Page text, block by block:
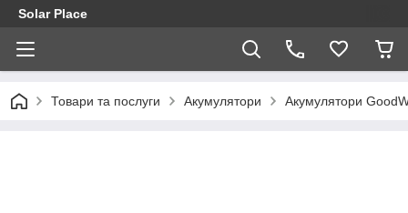
Solar Place
Товари та послуги Акумулятори Акумулятори